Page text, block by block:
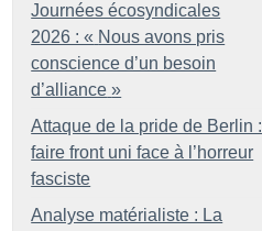
Journées écosyndicales
2026 : « Nous avons pris
conscience d’un besoin
d’alliance »
Attaque de la pride de Berlin :
faire front uni face à l’horreur
fasciste
Analyse matérialiste : La